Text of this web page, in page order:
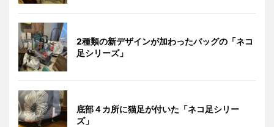
2種類の新デザインが加わったバッグの「ネコ
足シリーズ」
底部４カ所に猫足が付いた「ネコ足シリー
ズ」